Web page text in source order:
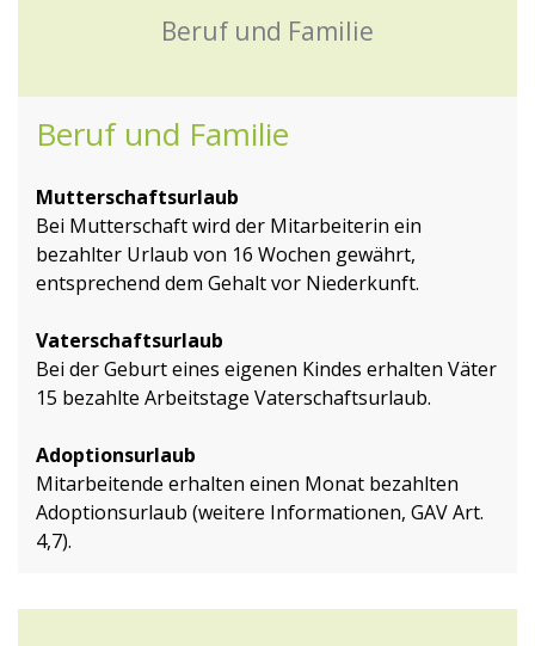
Beruf und Familie
Beruf und Familie
Mutterschaftsurlaub
Bei Mutterschaft wird der Mitarbeiterin ein
bezahlter Urlaub von 16 Wochen gewährt,
entsprechend dem Gehalt vor Niederkunft.
Vaterschaftsurlaub
Bei der Geburt eines eigenen Kindes erhalten Väter
15 bezahlte Arbeitstage Vaterschaftsurlaub.
Adoptionsurlaub
Mitarbeitende erhalten einen Monat bezahlten
Adoptionsurlaub (weitere Informationen, GAV Art.
4,7).